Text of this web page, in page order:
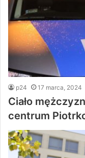
p24 17 marca, 2024
Ciało
centrum